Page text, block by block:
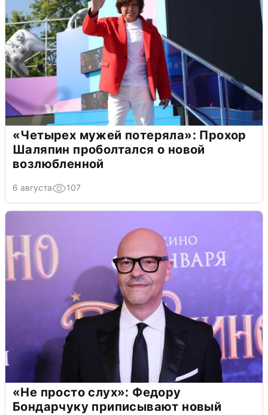
«Четырех мужей потеряла»: Прохор
Шаляпин проболтался о новой
возлюбленной
6 августа 107
«Не просто слух»: Федору
Бондарчуку приписывают новый